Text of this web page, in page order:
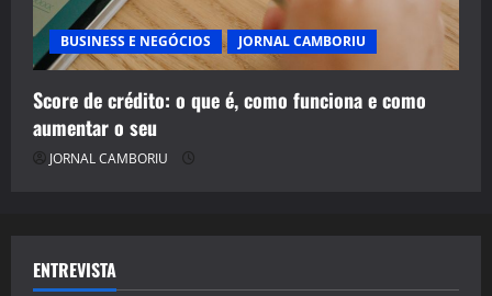
BUSINESS E NEGÓCIOS JORNAL CAMBORIU
Score de crédito: o que é, como funciona e como
aumentar o seu
JORNAL CAMBORIU
ENTREVISTA